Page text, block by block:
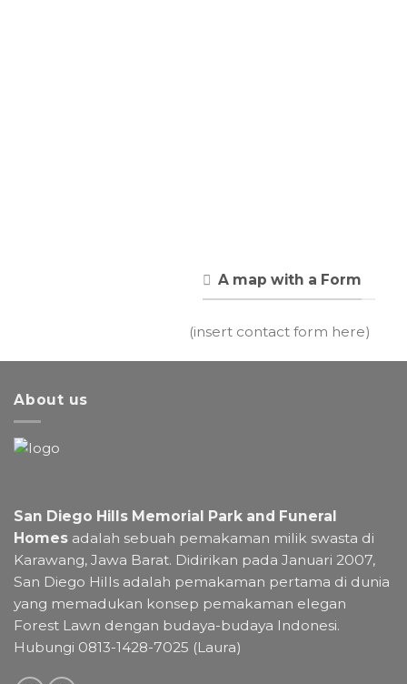
A map with a Form
(insert contact form here)
About us
San Diego Hills Memorial Park and Funeral
Homes adalah sebuah pemakaman milik swasta di
Karawang, Jawa Barat. Didirikan pada Januari 2007,
San Diego Hills adalah pemakaman pertama di dunia
yang memadukan konsep pemakaman elegan
Forest Lawn dengan budaya-budaya Indonesi.
Hubungi 0813-1428-7025 (Laura)